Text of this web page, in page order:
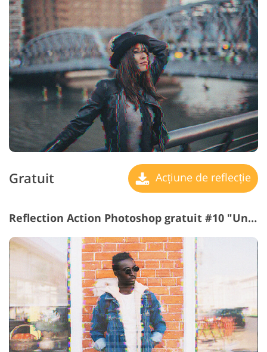
Gratuit Acțiune de reflecție
Reflection Action Photoshop gratuit #10 "Unheard Frequency"